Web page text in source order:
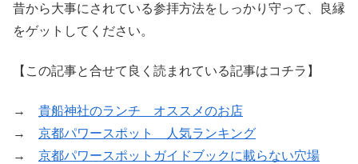
昔から大事にされている参拝方法をしっかり守って、良縁
をゲットしてください。
【この記事と合せて良く読まれている記事はコチラ】
→ 貴船神社のランチ オススメのお店
→ 京都パワースポット 人気ランキング
→ 京都パワースポットガイドブックに載らない穴場